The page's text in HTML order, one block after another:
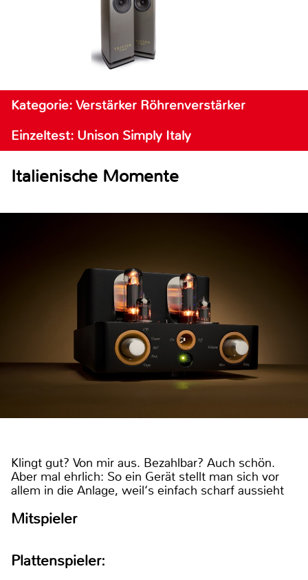
Kategorie: Verstärker Röhrenverstärker
Einzeltest: Unison Simply Italy
Italienische Momente
Klingt gut? Von mir aus. Bezahlbar? Auch schön.
Aber mal ehrlich: So ein Gerät stellt man sich vor
allem in die Anlage, weil‘s einfach scharf aussieht
Mitspieler
Plattenspieler: